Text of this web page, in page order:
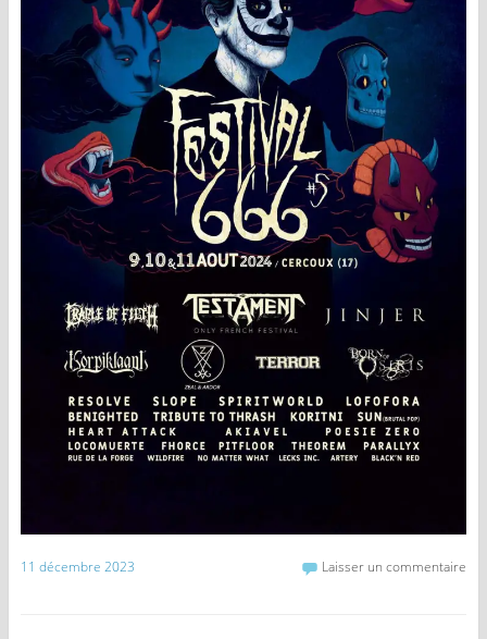
11 décembre 2023 Laisser un commentaire